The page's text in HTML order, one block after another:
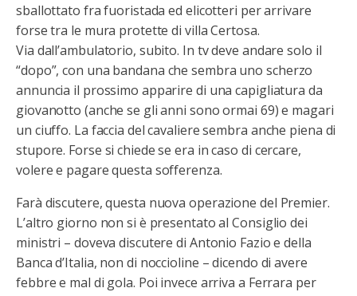
sballottato fra fuoristada ed elicotteri per arrivare
forse tra le mura protette di villa Certosa.
Via dall’ambulatorio, subito. In tv deve andare solo il
“dopo”, con una bandana che sembra uno scherzo
annuncia il prossimo apparire di una capigliatura da
giovanotto (anche se gli anni sono ormai 69) e magari
un ciuffo. La faccia del cavaliere sembra anche piena di
stupore. Forse si chiede se era in caso di cercare,
volere e pagare questa sofferenza.
Farà discutere, questa nuova operazione del Premier.
L’altro giorno non si è presentato al Consiglio dei
ministri – doveva discutere di Antonio Fazio e della
Banca d’Italia, non di noccioline – dicendo di avere
febbre e mal di gola. Poi invece arriva a Ferrara per